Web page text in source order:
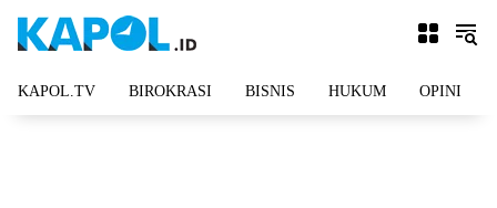
KAPOL.TV BIROKRASI BISNIS HUKUM OPINI